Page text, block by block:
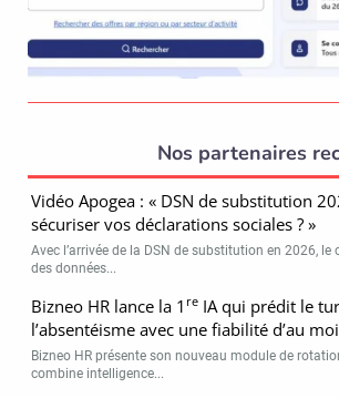
Nos partenaires
Vidéo Apogea : « DSN de substitution
sécuriser vos déclarations sociales ? »
Avec l’arrivée de la DSN de substitution en 2026,
des données...
Bizneo HR lance la 1 re IA qui prédit le
l’absentéisme avec une fiabilité d’au
Bizneo HR présente son nouveau module de
combine intelligence...